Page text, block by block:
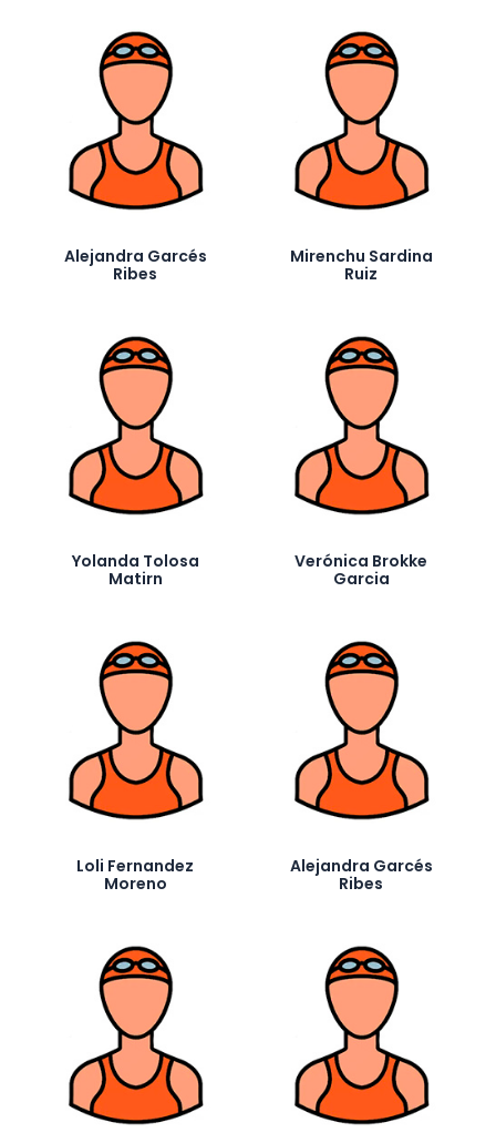
Alejandra Garcés
Ribes
Mirenchu Sardina
Ruiz
Yolanda Tolosa
Matirn
Verónica Brokke
Garcia
Loli Fernandez
Moreno
Alejandra Garcés
Ribes